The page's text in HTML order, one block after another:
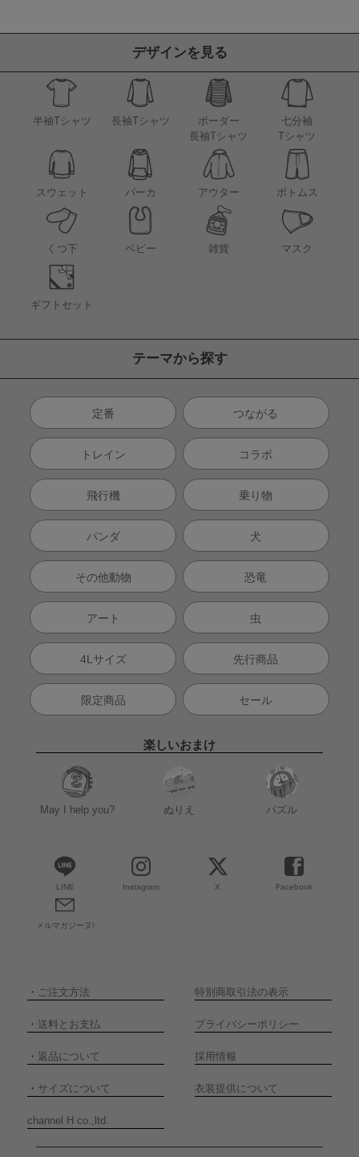
デザインを見る
半袖Tシャツ 長袖Tシャツ
ボーダー
長袖Tシャツ
七分袖
Tシャツ
スウェット パーカ アウター ボトムス
くつ下 ベビー 雑貨 マスク
ギフトセット
テーマから探す
定番 つながる
トレイン コラボ
飛行機 乗り物
パンダ 犬
その他動物 恐竜
アート 虫
4Lサイズ 先行商品
限定商品 セール
楽しいおまけ
May I help you? ぬりえ パズル
LINE Instagram X Facebook
メルマガジーヌ!
・ ご注文方法 特別商取引法の表示
・ 送料とお支払 プライバシーポリシー
・ 返品について 採用情報
・ サイズについて 衣装提供について
channel H co.,ltd.